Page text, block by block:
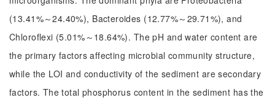
(13.41%～24.40%), Bacteroides (12.77%～29.71%), and
Chloroflexi (5.01%～18.64%). The pH and water content are
the primary factors affecting microbial community structure,
while the LOI and conductivity of the sediment are secondary
factors. The total phosphorus content in the sediment has the